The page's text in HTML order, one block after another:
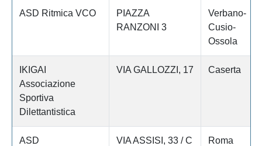
ASD Ritmica VCO
PIAZZA
RANZONI 3
Verbano-
Cusio-
Ossola
IKIGAI
Associazione
Sportiva
Dilettantistica
VIA GALLOZZI, 17 Caserta
ASD
VIA ASSISI, 33 / C Roma